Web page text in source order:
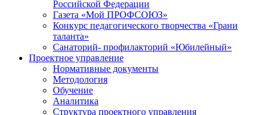
Российской Федерации
Газета «Мой ПРОФСОЮЗ»
Конкурс педагогического творчества «Грани
таланта»
Санаторий- профилакторий «Юбилейный»
Проектное управление
Нормативные документы
Методология
Обучение
Аналитика
Структура проектного управления